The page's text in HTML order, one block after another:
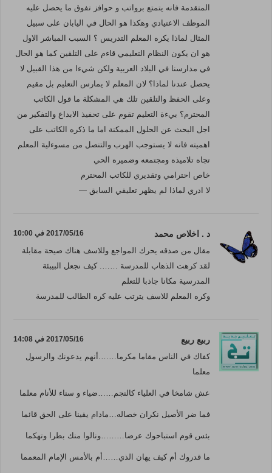
المتقدمة فانه يتمتع برواتب و حوافز تفوق ما يحصل عليه
الموظف الاعتيادي وهكذا هو الحال في اليابان على سبيل
المثال لماذا يكره المعلم التدريس ؟ السبب المباشر الاول
هو ان يكون النظام التعليمي قاءم على التلقين كما هو الحال
في مدارسنا في البلاد العربية ولكن شيءا من هذا القبيل لا
يحصل عندنا لماذا؟ لان المعلم لا يمارس التعليم بل مقيم
وعلى الحفظ والتلقين تلك هي المشكلة ما قول الكاتب
المحترم؟ بيءة التعليم تقوم على تحفيذ الابداع والتفكير من
اجل البحث عن الحلول الممكنة اما ما ذكره الكاتب على
اهميته فانه لا يستوجب الهرب والتنصل من مسوءلية المعلم
تجاه تلاميذه ومجتمعه وضميره الحي
خاص احترامي وتقديري للكاتب المحترم
لا ادري لماذا لم يظهر تعليقي السابق —
د . اخلاص محمد 2017/05/16 في 10:00
مقال من صدقه يحرك المواجع وللاسف هناك صيحة مقابلة
لقد كرهت الذهاب للمدرسة ……. كيف نجعل البيبئة
المدرسية مكانا جاذبا للتعلم
وكره المعلم للاسف يترتب عليه كره الطالب للمدرسة
ربيع ربيع 2017/05/16 في 14:08
كفاك في الناس مقاما مكرما…….أنهم يدعونك والرسول
معلما
عش شامخا في العلياء كالنجم……ضياء و سناء للأنام معلما
فما ضر الأصيل نكران خصاله…مادام يقينا على الحق قائما
بئس قوم استباحوك عرضا………ونالوا منك بطرا وتهكما
ما قدروك أم كيف يهان الذي……أم بالأمس الإمام المعمما